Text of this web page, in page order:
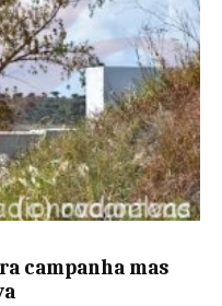
campanha mas